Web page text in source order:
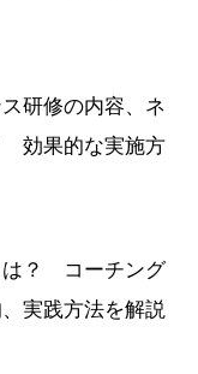
研修の内容、ネ
効果的な実施方
は？ コーチング
実践方法を解説